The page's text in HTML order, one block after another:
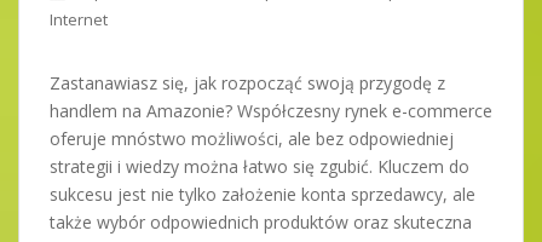
Internet
Zastanawiasz się, jak rozpocząć swoją przygodę z
handlem na Amazonie? Współczesny rynek e-commerce
oferuje mnóstwo możliwości, ale bez odpowiedniej
strategii i wiedzy można łatwo się zgubić. Kluczem do
sukcesu jest nie tylko założenie konta sprzedawcy, ale
także wybór odpowiednich produktów oraz skuteczna